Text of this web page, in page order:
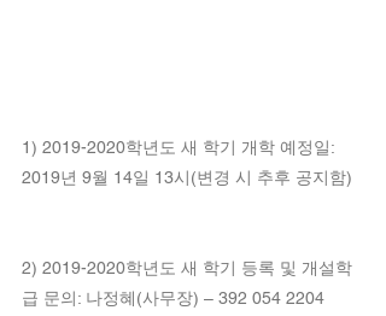
1) 2019-2020학년도 새 학기 개학 예정일:
2019년 9월 14일 13시(변경 시 추후 공지함)
2) 2019-2020학년도 새 학기 등록 및 개설학
급 문의: 나정혜(사무장) – 392 054 2204